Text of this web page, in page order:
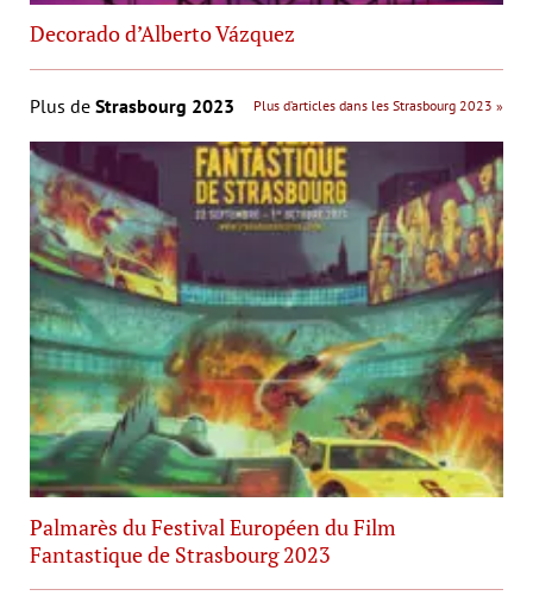
Decorado d’Alberto Vázquez
Plus de Strasbourg 2023 Plus d’articles dans les Strasbourg 2023 »
Palmarès du Festival Européen du Film
Fantastique de Strasbourg 2023